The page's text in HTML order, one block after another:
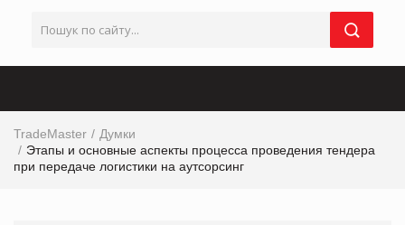
TradeMaster
Думки
Этапы и основные аспекты процесса проведения тендера
при передаче логистики на аутсорсинг